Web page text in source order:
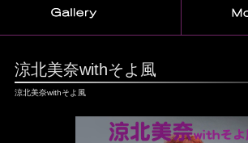
涼北美奈withそよ風
涼北美奈withそよ風